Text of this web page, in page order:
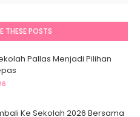
THESE POSTS
Pallas Menjadi Pilihan
Ke Sekolah 2026 Bersama